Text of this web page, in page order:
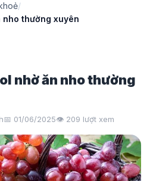
/
nho thường xuyên
nhờ ăn nho thường
📅 01/06/2025👁️ 209 lượt xem